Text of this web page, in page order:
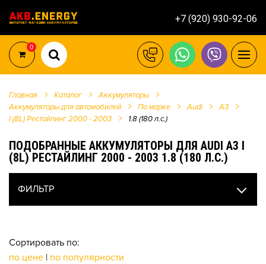
+7 (920) 930-92-06
0
Главная Каталог
Аккумуляторы
Аккумуляторы для автомобилей
По марке Audi
A3
I (8L) Рестайлинг 2000 - 2003
1.8 (180 л.с.)
ПОДОБРАННЫЕ АККУМУЛЯТОРЫ ДЛЯ AUDI A3 I
(8L) РЕСТАЙЛИНГ 2000 - 2003 1.8 (180 Л.С.)
ФИЛЬТР
Сортировать по:
по цене | по популярности